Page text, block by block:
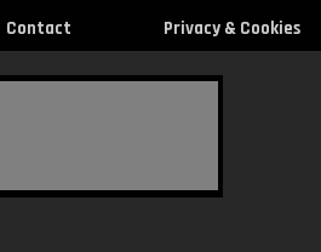
Contact Privacy & Cookies